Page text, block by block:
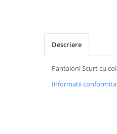
Descriere
Pantaloni Scurt cu
Informatii